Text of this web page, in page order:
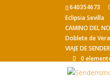
640354673
Eclipsia Sevilla
CAMINO DEL
Doblete de
VIAJE DE
0